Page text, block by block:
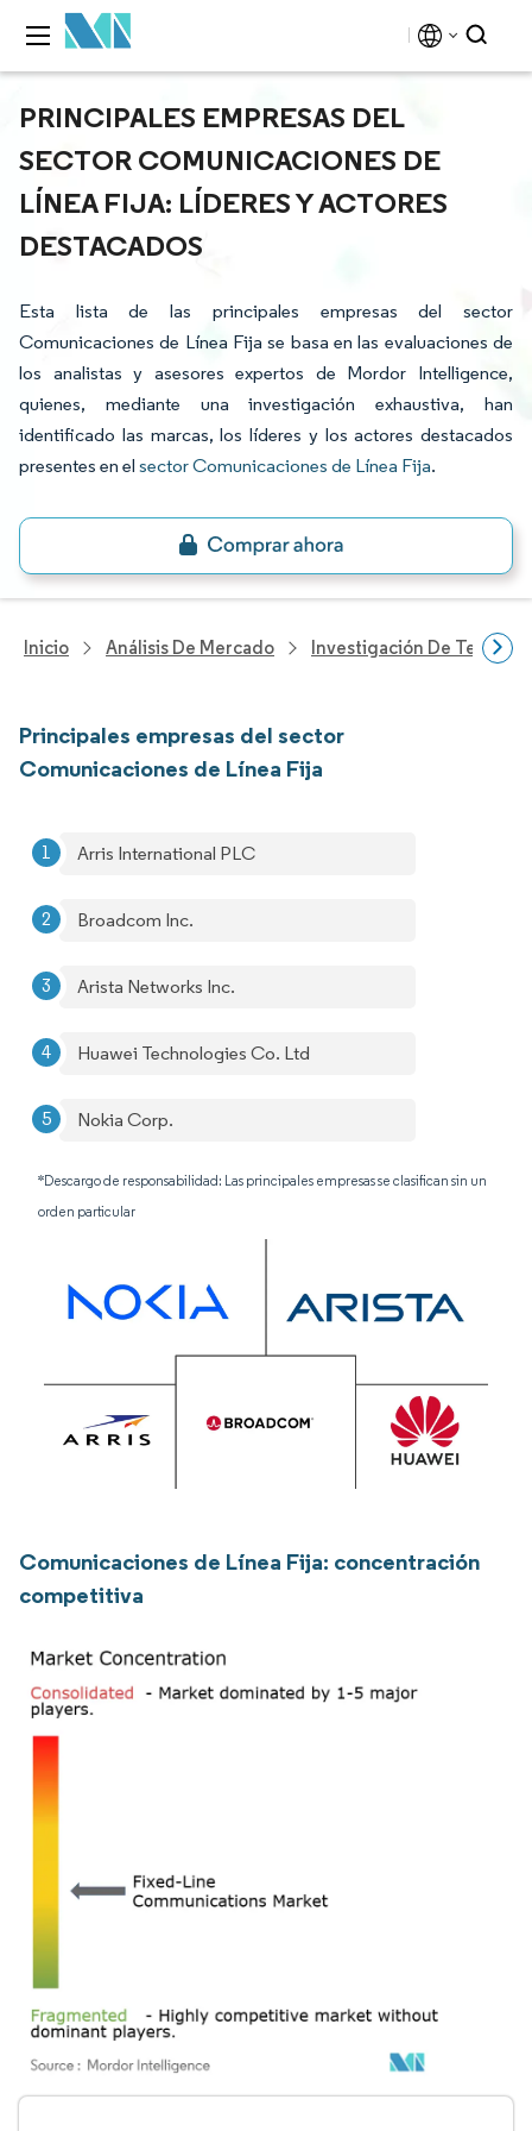
PRINCIPALES EMPRESAS DEL
SECTOR COMUNICACIONES DE
LÍNEA FIJA: LÍDERES Y ACTORES
DESTACADOS
Esta lista de las principales empresas del sector
Comunicaciones de Línea Fija se basa en las evaluaciones de
los analistas y asesores expertos de Mordor Intelligence,
quienes, mediante una investigación exhaustiva, han
identificado las marcas, los líderes y los actores destacados
presentes en el sector Comunicaciones de Línea Fija.
Inicio Análisis De Mercado Investigación De
Principales empresas del sector
Comunicaciones de Línea Fija
Arris International PLC
Broadcom Inc.
Arista Networks Inc.
Huawei Technologies Co. Ltd
Nokia Corp.
*Descargo de responsabilidad: Las principales empresas se clasifican sin un
orden particular
Comunicaciones de Línea Fija: concentración
competitiva